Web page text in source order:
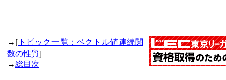
→ [ トピック一覧：ベクトル値連続関
数の性質]
→総目次